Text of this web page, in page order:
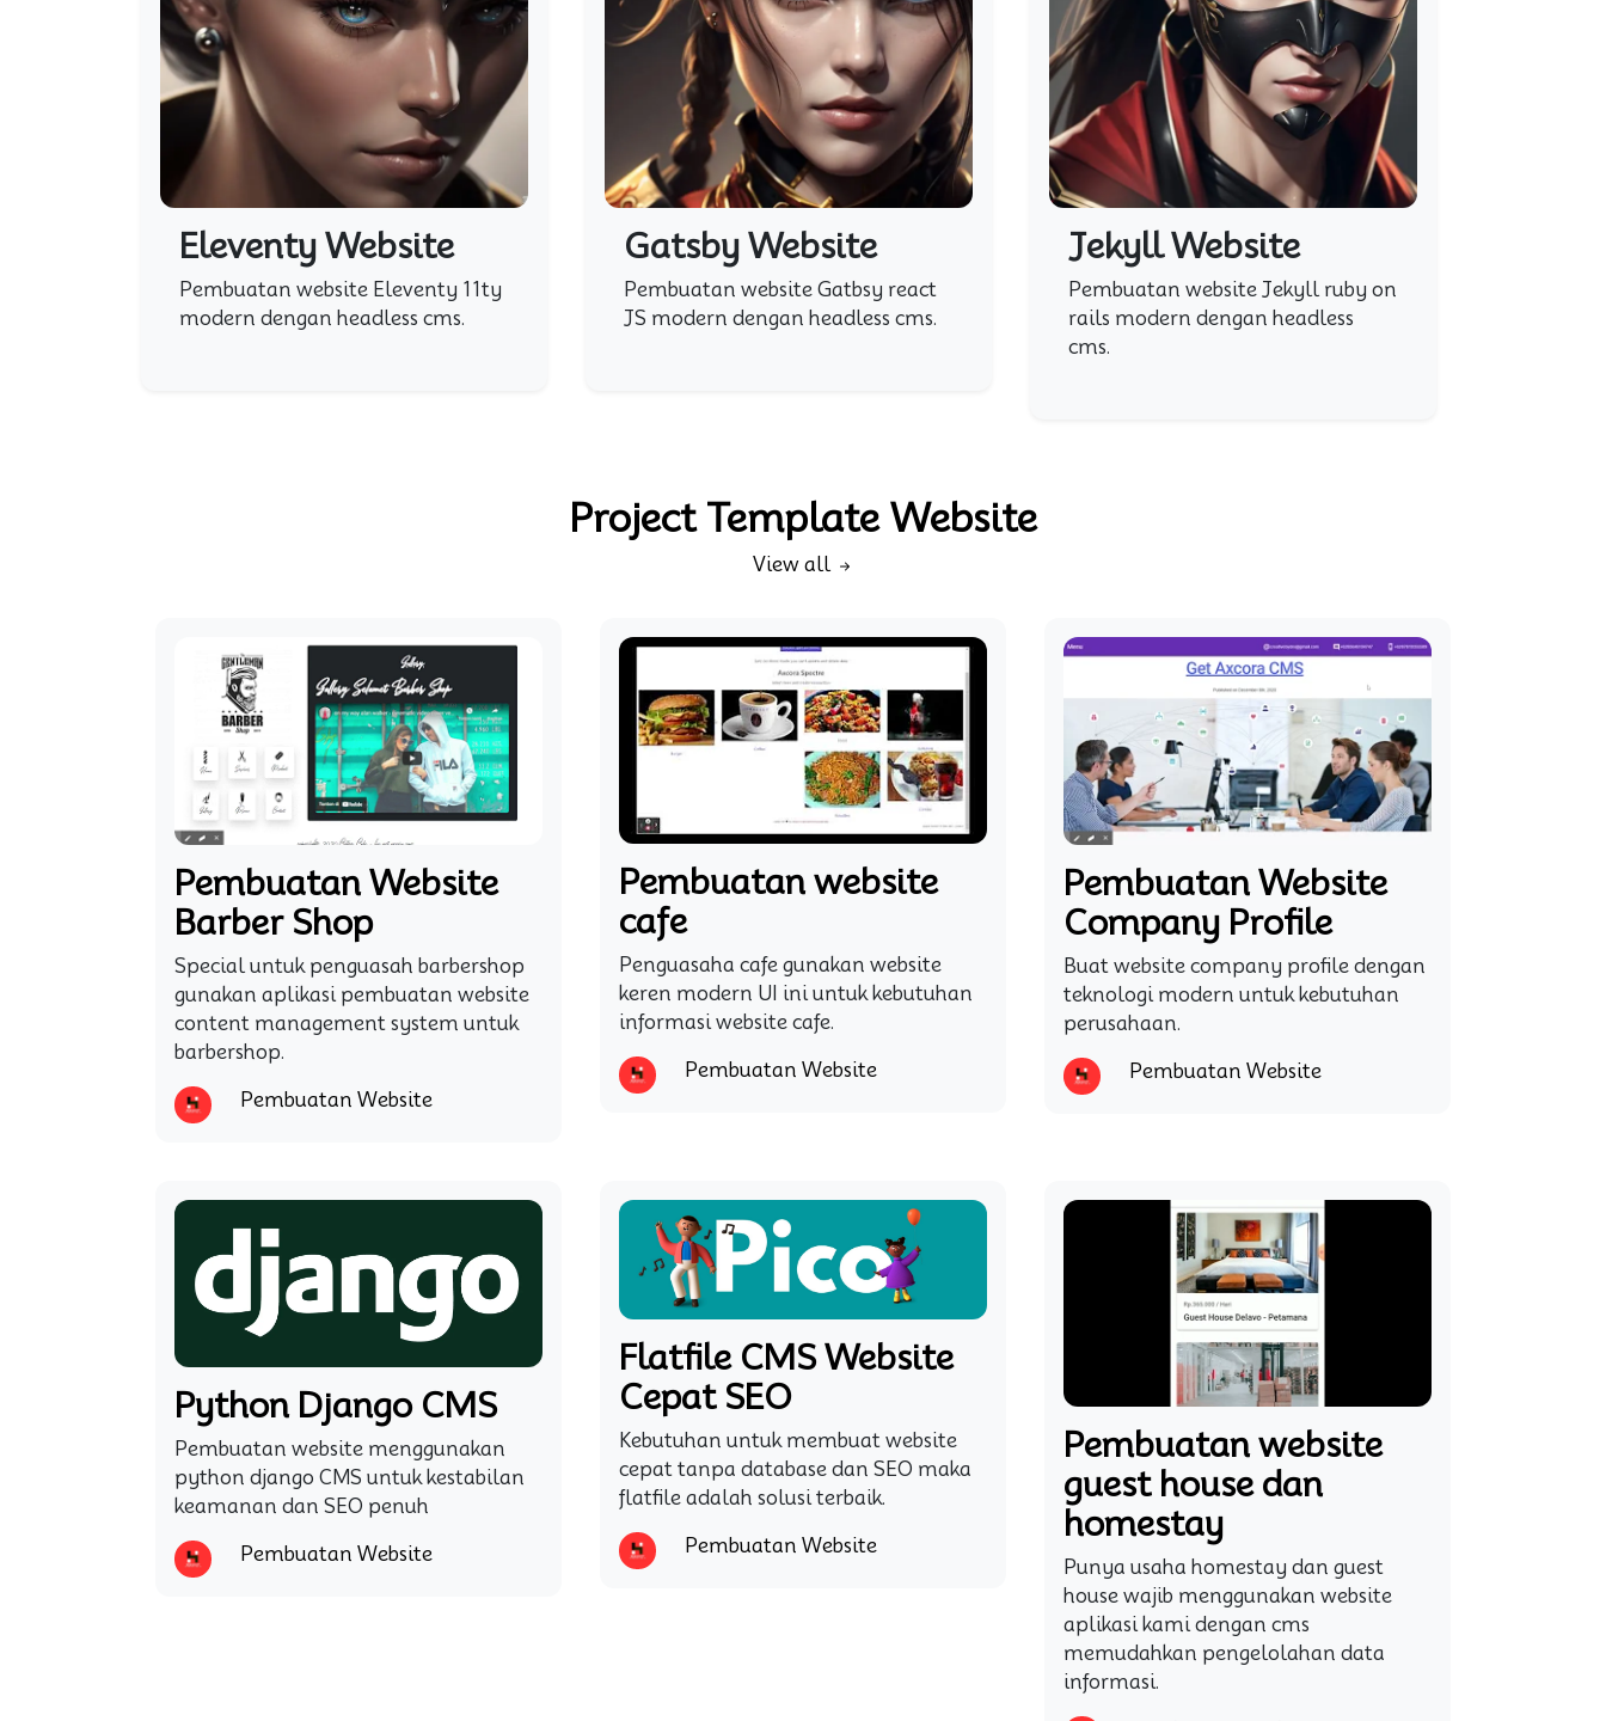
Eleventy Website
Pembuatan website Eleventy 11ty
modern dengan headless cms.
Gatsby Website
Pembuatan website Gatbsy react
JS modern dengan headless cms.
Jekyll Website
Pembuatan website Jekyll ruby on
rails modern dengan headless
cms.
Project Template Website
View all
Pembuatan Website
Barber Shop
Special untuk penguasah barbershop
gunakan aplikasi pembuatan website
content management system untuk
barbershop.
Pembuatan Website
Pembuatan website
cafe
Penguasaha cafe gunakan website
keren modern UI ini untuk kebutuhan
informasi website cafe.
Pembuatan Website
Pembuatan Website
Company Profile
Buat website company profile dengan
teknologi modern untuk kebutuhan
perusahaan.
Pembuatan Website
Python Django CMS
Pembuatan website menggunakan
python django CMS untuk kestabilan
keamanan dan SEO penuh
Pembuatan Website
Flatfile CMS Website
Cepat SEO
Kebutuhan untuk membuat website
cepat tanpa database dan SEO maka
flatfile adalah solusi terbaik.
Pembuatan Website
Pembuatan website
guest house dan
homestay
Punya usaha homestay dan guest
house wajib menggunakan website
aplikasi kami dengan cms
memudahkan pengelolahan data
informasi.